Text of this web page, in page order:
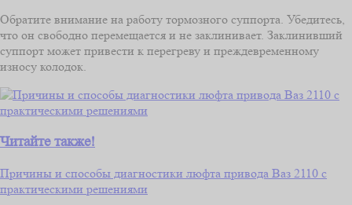
Обратите внимание на работу тормозного суппорта. Убедитесь,
что он свободно перемещается и не заклинивает. Заклинивший
суппорт может привести к перегреву и преждевременному
износу колодок.
Читайте также!
Причины и способы диагностики люфта привода Ваз 2110 с
практическими решениями